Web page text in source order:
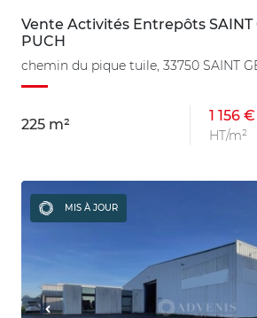
Vente Activités Entrepôts SAINT
PUCH
chemin du pique tuile, 33750 SAINT
225 m²
1 156 €
HT/m²
MIS À JOUR